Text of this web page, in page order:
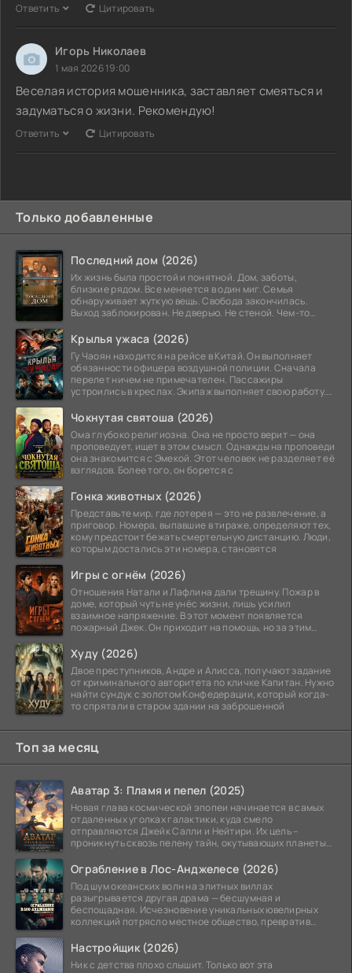
Ответить Цитировать
Игорь Николаев
1 мая 2026 19:00
Веселая история мошенника, заставляет смеяться и
задуматься о жизни. Рекомендую!
Ответить Цитировать
Только добавленные
Последний дом (2026)
Их жизнь была простой и понятной. Дом, заботы,
близкие рядом. Все меняется в один миг. Семья
обнаруживает жуткую вещь. Свобода закончилась.
Выход заблокирован. Не дверью. Не стеной. Чем-то
Крылья ужаса (2026)
Гу Чаоян находится на рейсе в Китай. Он выполняет
обязанности офицера воздушной полиции. Сначала
перелет ничем не примечателен. Пассажиры
устроились в креслах. Экипаж выполняет свою работу.
Чокнутая святоша (2026)
Ома глубоко религиозна. Она не просто верит — она
проповедует, ищет в этом смысл. Однажды на проповеди
она знакомится с Эмекой. Этот человек не разделяет её
взглядов. Более того, он борется с
Гонка животных (2026)
Представьте мир, где лотерея — это не развлечение, а
приговор. Номера, выпавшие в тираже, определяют тех,
кому предстоит бежать смертельную дистанцию. Люди,
которым достались эти номера, становятся
Игры с огнём (2026)
Отношения Натали и Лафлина дали трещину. Пожар в
доме, который чуть не унёс жизни, лишь усилил
взаимное напряжение. В этот момент появляется
пожарный Джек. Он приходит на помощь, но за этим
Худу (2026)
Двое преступников, Андре и Алисса, получают задание
от криминального авторитета по кличке Капитан. Нужно
найти сундук с золотом Конфедерации, который когда-
то спрятали в старом здании на заброшенной
Топ за месяц
Аватар 3: Пламя и пепел (2025)
Новая глава космической эпопеи начинается в самых
отдаленных уголках галактики, куда смело
отправляются Джейк Салли и Нейтири. Их цель –
проникнуть сквозь пелену тайн, окутывающих планеты
Ограбление в Лос-Анджелесе (2026)
Под шум океанских волн на элитных виллах
разыгрывается другая драма — бесшумная и
беспощадная. Исчезновение уникальных ювелирных
коллекций потрясло местное общество, превратив
Настройщик (2026)
Ник с детства плохо слышит. Только вот эта